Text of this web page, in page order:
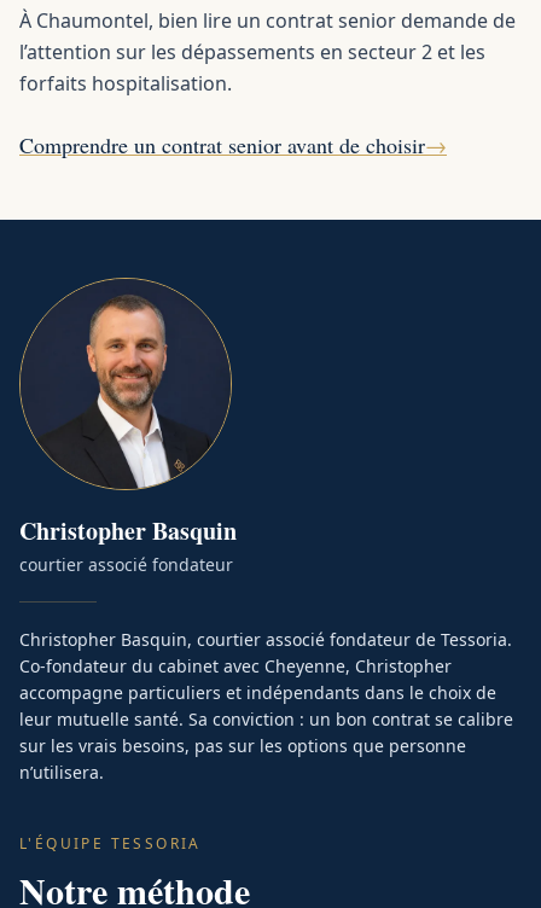
À Chaumontel, bien lire un contrat senior demande de
l’attention sur les dépassements en secteur 2 et les
forfaits hospitalisation.
Comprendre un contrat senior avant de choisir→
ChristopherBasquin
courtier associé fondateur
Christopher Basquin, courtier associé fondateur de Tessoria.
Co-fondateur du cabinet avec Cheyenne, Christopher
accompagne particuliers et indépendants dans le choix de
leur mutuelle santé. Sa conviction : un bon contrat se calibre
sur les vrais besoins, pas sur les options que personne
n’utilisera.
L'ÉQUIPE TESSORIA
Notre méthode